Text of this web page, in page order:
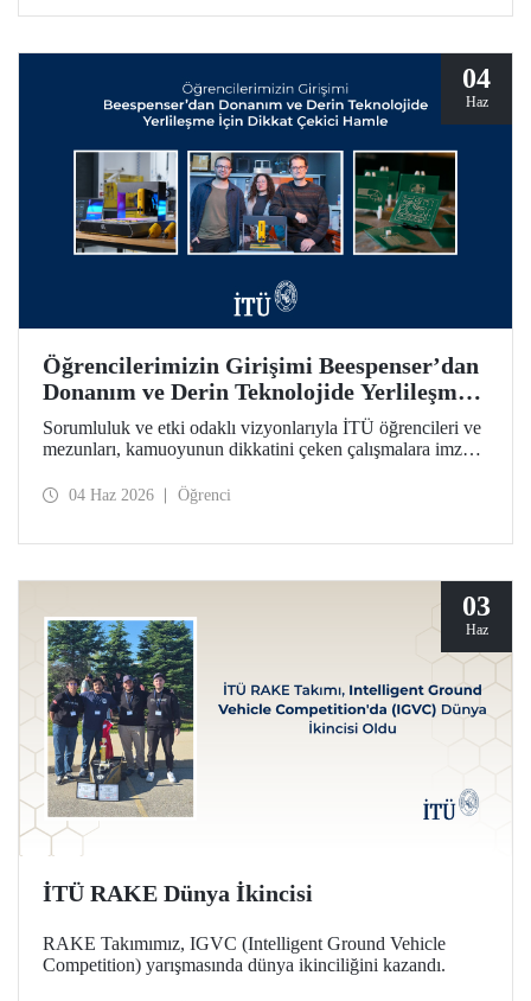
04
Haz
Öğrencilerimizin Girişimi Beespenser’dan
Donanım ve Derin Teknolojide Yerlileşme
İçin Dikkat Çekici Hamle
Sorumluluk ve etki odaklı vizyonlarıyla İTÜ öğrencileri ve
mezunları, kamuoyunun dikkatini çeken çalışmalara imza
yolculuğunun somutlaşan örnekleri arasında Beespenser de
04 Haz 2026 Öğrenci
03
Haz
İTÜ RAKE Dünya İkincisi
RAKE Takımımız, IGVC (Intelligent Ground Vehicle
Competition) yarışmasında dünya ikinciliğini kazandı.